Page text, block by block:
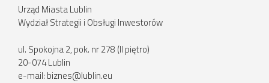
Urząd Miasta Lublin
Wydział Strategii i Obsługi Inwestorów
ul. Spokojna 2, pok. nr 278 (II piętro)
20-074 Lublin
e-mail: biznes@lublin.eu